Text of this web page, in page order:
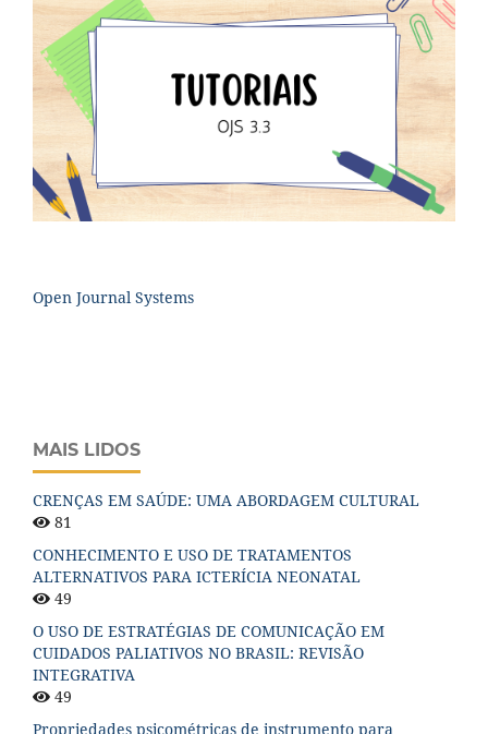
Open Journal Systems
MAIS LIDOS
CRENÇAS EM SAÚDE: UMA ABORDAGEM CULTURAL
81
CONHECIMENTO E USO DE TRATAMENTOS
ALTERNATIVOS PARA ICTERÍCIA NEONATAL
49
O USO DE ESTRATÉGIAS DE COMUNICAÇÃO EM
CUIDADOS PALIATIVOS NO BRASIL: REVISÃO
INTEGRATIVA
49
Propriedades psicométricas de instrumento para